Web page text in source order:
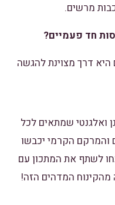
מרשים.
חד פעמיים?
היא דרך מצוינת להגשה
ואלגנטי שמתאים לכל
והמרקם הקרמי יכבשו
לשתף את המתכון עם
המדהים הזה!